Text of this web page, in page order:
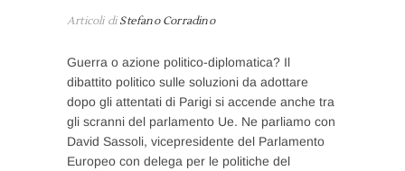
Articoli diStefano Corradino
Guerra o azione politico-diplomatica? Il
dibattito politico sulle soluzioni da adottare
dopo gli attentati di Parigi si accende anche tra
gli scranni del parlamento Ue. Ne parliamo con
David Sassoli, vicepresidente del Parlamento
Europeo con delega per le politiche del